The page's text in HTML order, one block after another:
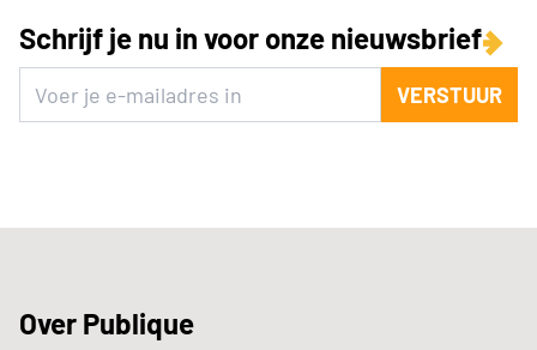
Schrijf je nu in voor onze nieuwsbrief
VERSTUUR
Over Publique